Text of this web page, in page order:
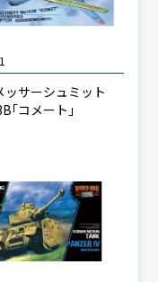
ッサーシュミット
｢コメート｣